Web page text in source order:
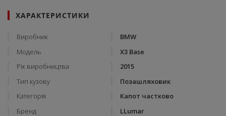
ХАРАКТЕРИСТИКИ
Виробник
BMW
Модель
X3 Base
Рік виробництва
2015
Тип кузову
Позашляховик
Категорія
Капот частково
Бренд
LLumar